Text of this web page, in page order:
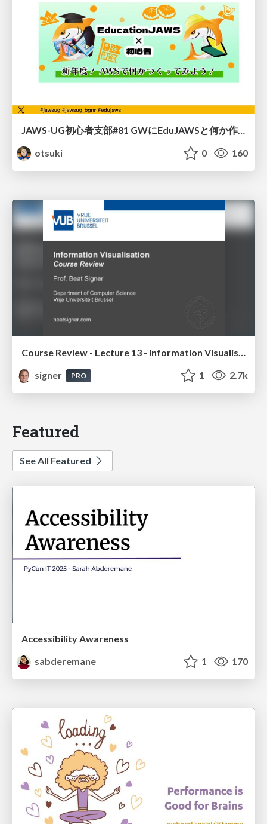
otsuki
0 160
Course Review - Lecture 13 - Information Visualisation (4019538FNR)
signer
PRO 1 2.7k
Featured
See All Featured
Accessibility Awareness
sabderemane
1 170